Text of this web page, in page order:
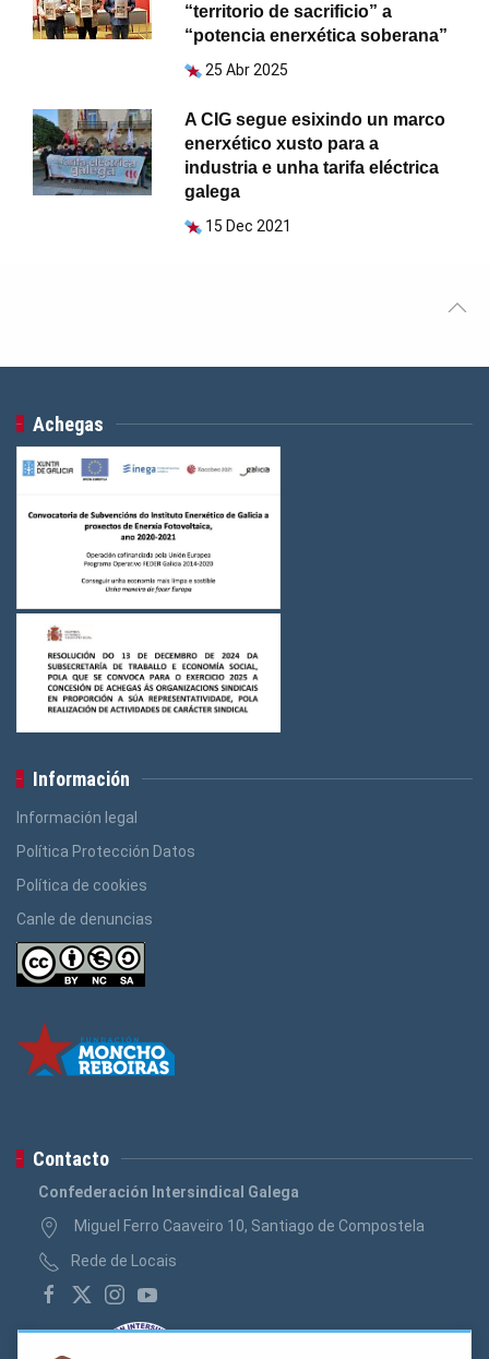
“territorio de sacrificio” a
“potencia enerxética soberana”
25 Abr 2025
A CIG segue esixindo un marco
enerxético xusto para a
industria e unha tarifa eléctrica
galega
15 Dec 2021
Achegas
Información
Información legal
Política Protección Datos
Política de cookies
Canle de denuncias
Contacto
Confederación Intersindical Galega
Miguel Ferro Caaveiro 10, Santiago de Compostela
Rede de Locais